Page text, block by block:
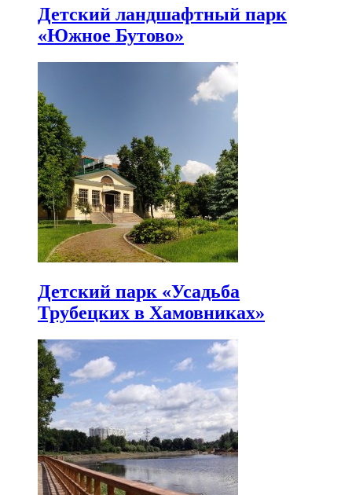
Детский ландшафтный парк
«Южное Бутово»
Детский парк «Усадьба
Трубецких в Хамовниках»